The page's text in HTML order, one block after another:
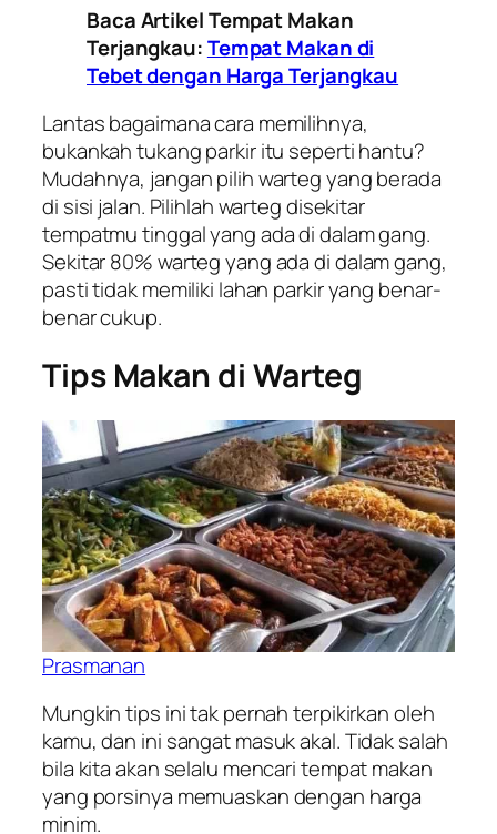
Baca Artikel Tempat Makan
Terjangkau:Tempat Makan di
Tebet dengan Harga Terjangkau
Lantas bagaimana cara memilihnya,
bukankah tukang parkir itu seperti hantu?
Mudahnya, jangan pilih warteg yang berada
di sisi jalan. Pilihlah warteg disekitar
tempatmu tinggal yang ada di dalam gang.
Sekitar 80% warteg yang ada di dalam gang,
pasti tidak memiliki lahan parkir yang benar-
benar cukup.
Tips Makan di Warteg
Prasmanan
Mungkin tips ini tak pernah terpikirkan oleh
kamu, dan ini sangat masuk akal. Tidak salah
bila kita akan selalu mencari tempat makan
yang porsinya memuaskan dengan harga
minim.